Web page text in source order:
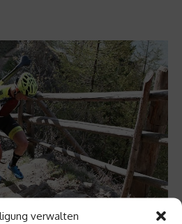
verwalten